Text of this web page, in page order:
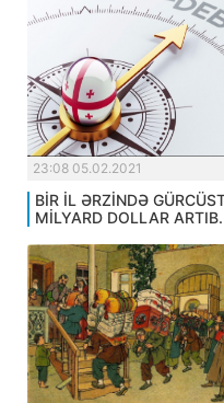
23:08 05.02.2021
BİR İL ƏRZİNDƏ
MİLYARD DOLLAR ARTIB.